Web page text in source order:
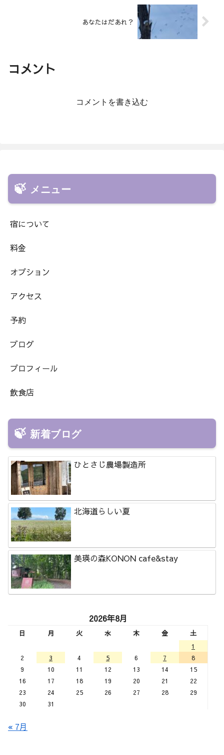
あなたはだあれ？
コメント
コメントを書き込む
メニュー
宿について
料金
オプション
アクセス
予約
ブログ
プロフィール
飲食店
新着ブログ
ひとさじ農場製造所
北海道らしい夏
美瑛の森KONON cafe&stay
2026年8月
日 月 火 水 木 金
土
1
2
3 4 5 6 7
8
9
10 11 12 13 14
15
16
17 18 19 20 21
22
23
24 25 26 27 28
29
30
31
« 7月